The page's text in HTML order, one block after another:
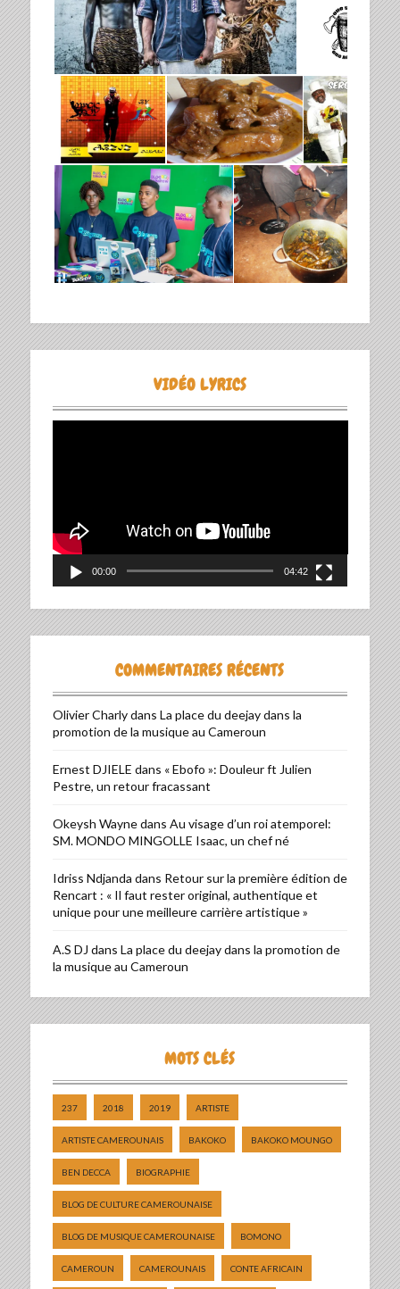
VIDÉO LYRICS
00:00 04:42
COMMENTAIRES RÉCENTS
Olivier Charlydans La place du deejay dans la
promotion de la musique au Cameroun
Ernest DJIELE dans « Ebofo »: Douleur ft Julien
Pestre, un retour fracassant
Okeysh Waynedans Au visage d’un roi atemporel:
SM. MONDO MINGOLLE Isaac, un chef né
Idriss Ndjanda dans Retour sur la première édition de
Rencart : « Il faut rester original, authentique et
unique pour une meilleure carrière artistique »
A.S DJ dans La place du deejay dans la promotion de
la musique au Cameroun
MOTS CLÉS
237 2018 2019 ARTISTE
ARTISTE CAMEROUNAIS BAKOKO BAKOKO MOUNGO
BEN DECCA BIOGRAPHIE
BLOG DE CULTURE CAMEROUNAISE
BLOG DE MUSIQUE CAMEROUNAISE BOMONO
CAMEROUN CAMEROUNAIS CONTE AFRICAIN